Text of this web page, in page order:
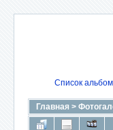
Список
Главная >